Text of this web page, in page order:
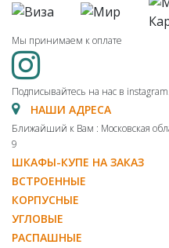
Мы принимаем к оплате
Подписывайтесь на нас в instagram.
НАШИ АДРЕСА
Ближайший к Вам : Московская
9
ШКАФЫ-КУПЕ НА ЗАКАЗ
ВСТРОЕННЫЕ
КОРПУСНЫЕ
УГЛОВЫЕ
РАСПАШНЫЕ